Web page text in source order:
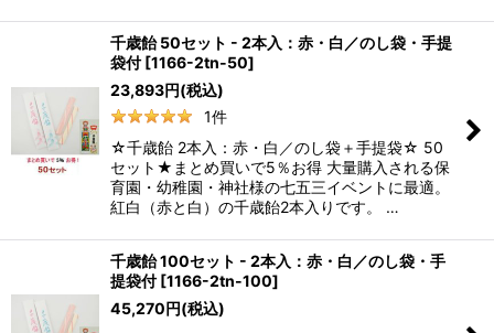
千歳飴 50セット - 2本入：赤・白／のし袋・手提
袋付 [1166-2tn-50]
23,893円(税込)
1件
☆千歳飴 2本入：赤・白／のし袋＋手提袋☆ 50
セット★まとめ買いで5％お得 大量購入される保
育園・幼稚園・神社様の七五三イベントに最適。
紅白（赤と白）の千歳飴2本入りです。 …
千歳飴 100セット - 2本入：赤・白／のし袋・手
提袋付 [1166-2tn-100]
45,270円(税込)